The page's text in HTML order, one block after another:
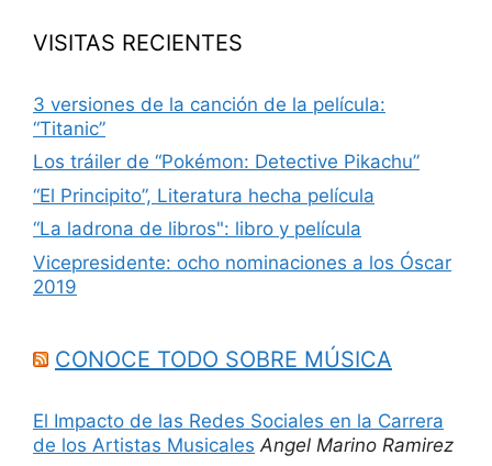
VISITAS RECIENTES
3 versiones de la canción de la película:
“Titanic”
Los tráiler de “Pokémon: Detective Pikachu”
“El Principito”, Literatura hecha película
“La ladrona de libros": libro y película
Vicepresidente: ocho nominaciones a los Óscar
2019
CONOCE TODO SOBRE MÚSICA
El Impacto de las Redes Sociales en la Carrera
de los Artistas Musicales Angel Marino Ramirez